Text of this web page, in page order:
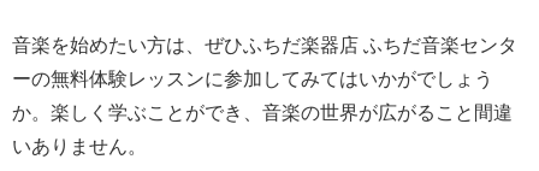
音楽を始めたい方は、ぜひふちだ楽器店 ふちだ音楽センタ
ーの無料体験レッスンに参加してみてはいかがでしょう
か。楽しく学ぶことができ、音楽の世界が広がること間違
いありません。